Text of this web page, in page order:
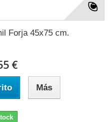
Forja 45x75 cm.
€
Más